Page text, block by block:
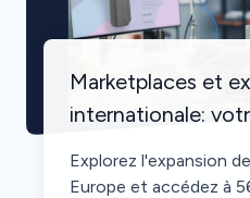
Marketplaces et
internationale:
Explorez l'expansion
Europe et accédez à